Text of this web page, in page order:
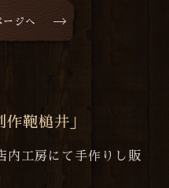
ジへ
鞄槌井」
内工房にて手作りし販